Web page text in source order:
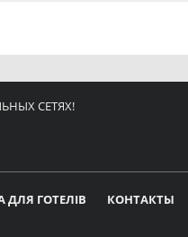
СЕТЯХ!
ДЛЯ ГОТЕЛІВ КОНТАКТЫ